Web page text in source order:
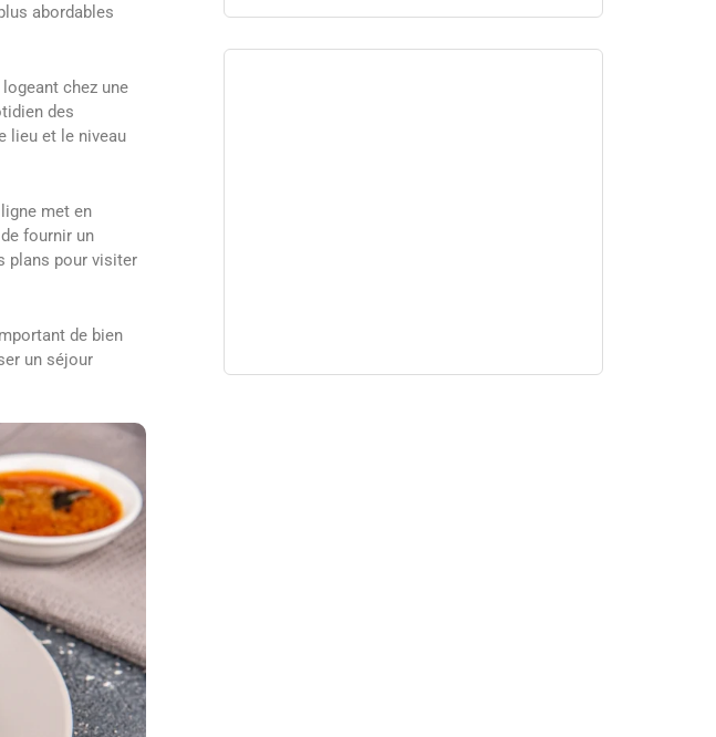
abordables
chez une
des
lieu et le niveau
met en
fournir un
plans pour visiter
de bien
un séjour